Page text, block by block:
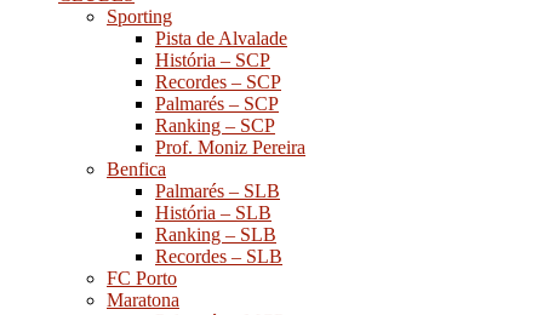
Sporting
Pista de Alvalade
História – SCP
Recordes – SCP
Palmarés – SCP
Ranking – SCP
Prof. Moniz Pereira
Benfica
Palmarés – SLB
História – SLB
Ranking – SLB
Recordes – SLB
FC Porto
Maratona